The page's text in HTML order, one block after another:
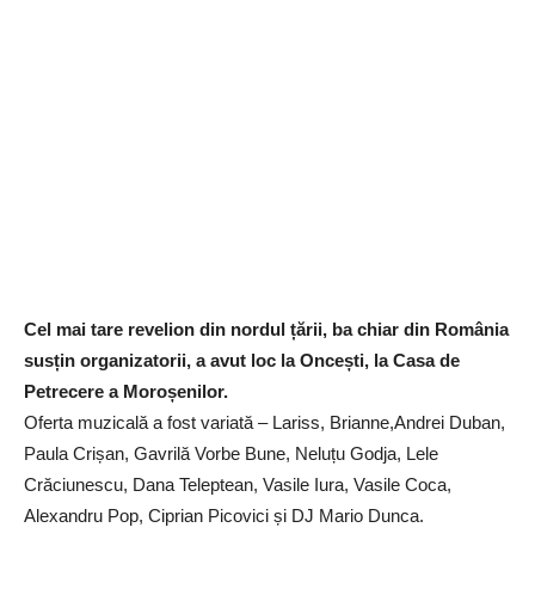
Cel mai tare revelion din nordul țării, ba chiar din România
susțin organizatorii, a avut loc la Oncești, la Casa de
Petrecere a Moroșenilor.
Oferta muzicală a fost variată – Lariss, Brianne,Andrei Duban,
Paula Crișan, Gavrilă Vorbe Bune, Neluțu Godja, Lele
Crăciunescu, Dana Teleptean, Vasile Iura, Vasile Coca,
Alexandru Pop, Ciprian Picovici și DJ Mario Dunca.